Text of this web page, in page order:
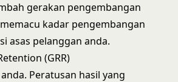
gerakan pengembangan
kadar pengembangan
asas pelanggan anda.
(GRR)
Peratusan hasil yang